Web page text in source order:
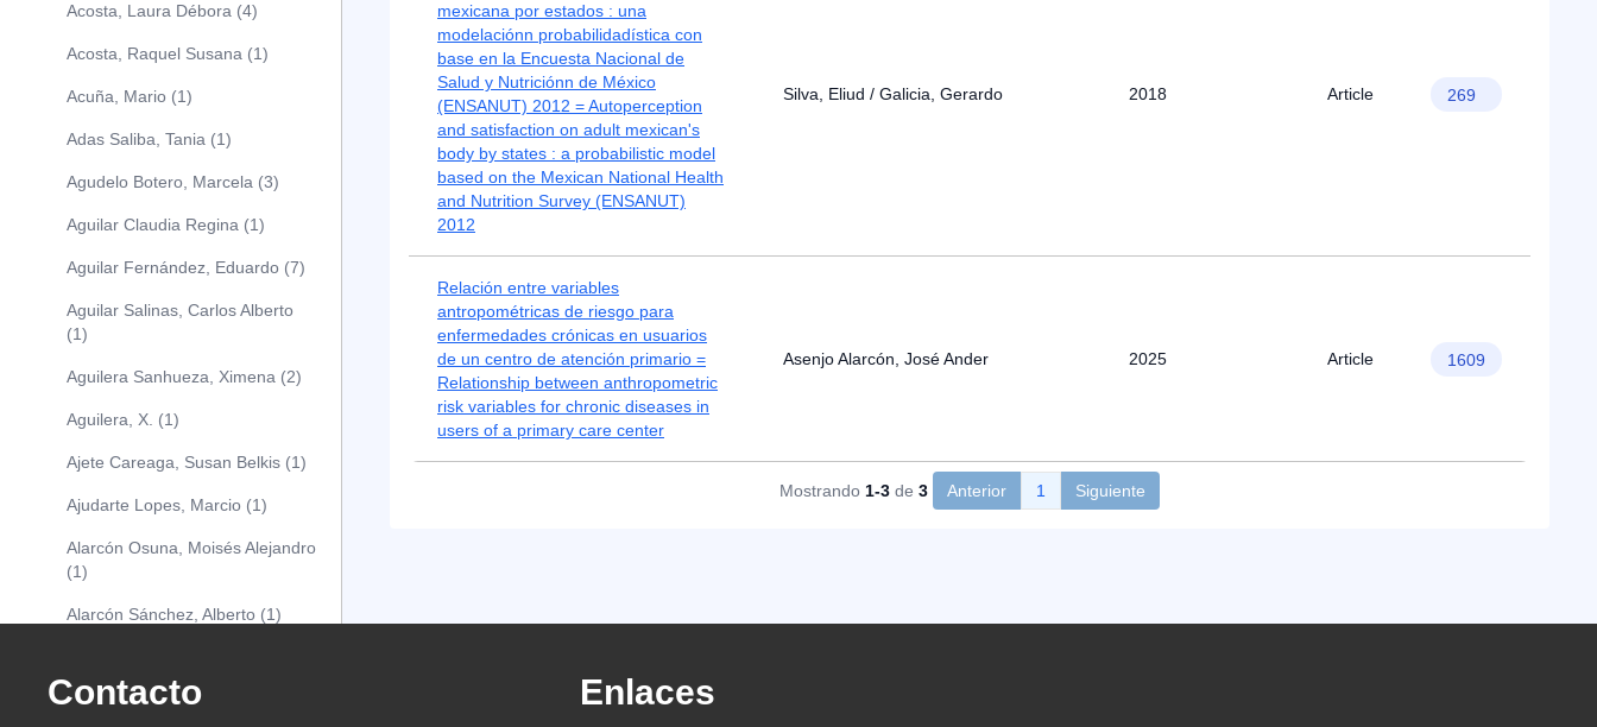
Acosta, Laura Débora (4)
Acosta, Raquel Susana (1)
Acuña, Mario (1)
Adas Saliba, Tania (1)
Agudelo Botero, Marcela (3)
Aguilar Claudia Regina (1)
Aguilar Fernández, Eduardo (7)
Aguilar Salinas, Carlos Alberto
(1)
Aguilera Sanhueza, Ximena (2)
Aguilera, X. (1)
Ajete Careaga, Susan Belkis (1)
Ajudarte Lopes, Marcio (1)
Alarcón Osuna, Moisés Alejandro
(1)
Alarcón Sánchez, Alberto (1)
Alcócer Alfaro, Diana (1)
mexicana por estados : una
modelaciónn probabilidadística con
base en la Encuesta Nacional de
Salud y Nutriciónn de México
(ENSANUT) 2012 = Autoperception
and satisfaction on adult mexican's
body by states : a probabilistic model
based on the Mexican National Health
and Nutrition Survey (ENSANUT)
2012
Silva, Eliud / Galicia, Gerardo 2018 Article 269
Relación entre variables
antropométricas de riesgo para
enfermedades crónicas en usuarios
de un centro de atención primario =
Relationship between anthropometric
risk variables for chronic diseases in
users of a primary care center
Asenjo Alarcón, José Ander 2025 Article 1609
Mostrando 1-3 de 3 Anterior 1 Siguiente
Contacto Enlaces